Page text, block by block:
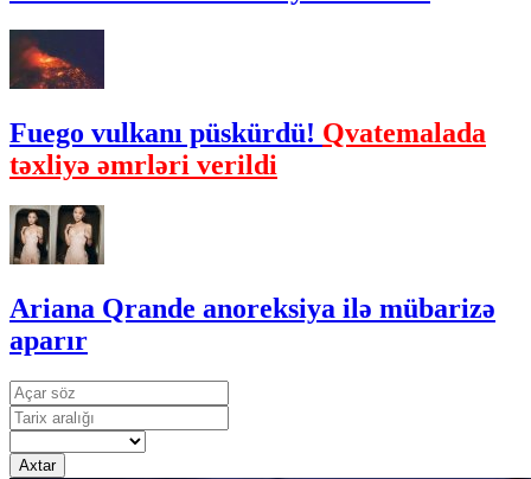
Fuego vulkanı püskürdü! Qvatemalada
təxliyə əmrləri verildi
Ariana Qrande anoreksiya ilə mübarizə
aparır
Axtar